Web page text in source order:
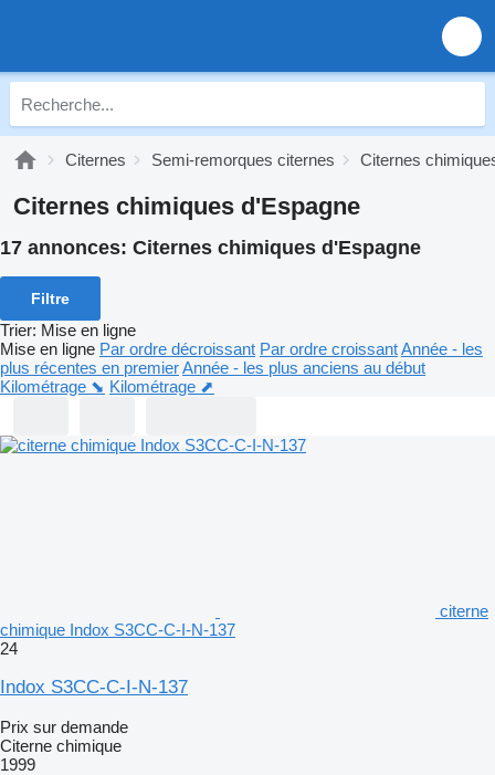
Citernes Semi-remorques citernes Citernes
Citernes chimiques d'Espagne
17 annonces: Citernes chimiques d'Espagne
Filtre
Trier: Mise en ligne
Mise en ligne Par ordre décroissant Par ordre croissantAnnée - les
plus récentes en premierAnnée - les plus anciens au début
Kilométrage ⬊ Kilométrage ⬈
citerne
chimique Indox S3CC-C-I-N-137
24
Indox S3CC-C-I-N-137
Prix sur demande
Citerne chimique
1999